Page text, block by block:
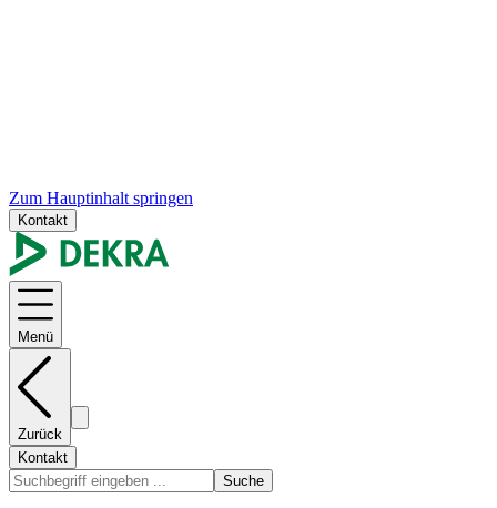
Zum Hauptinhalt springen
Kontakt
Menü
Zurück
Kontakt
Suche